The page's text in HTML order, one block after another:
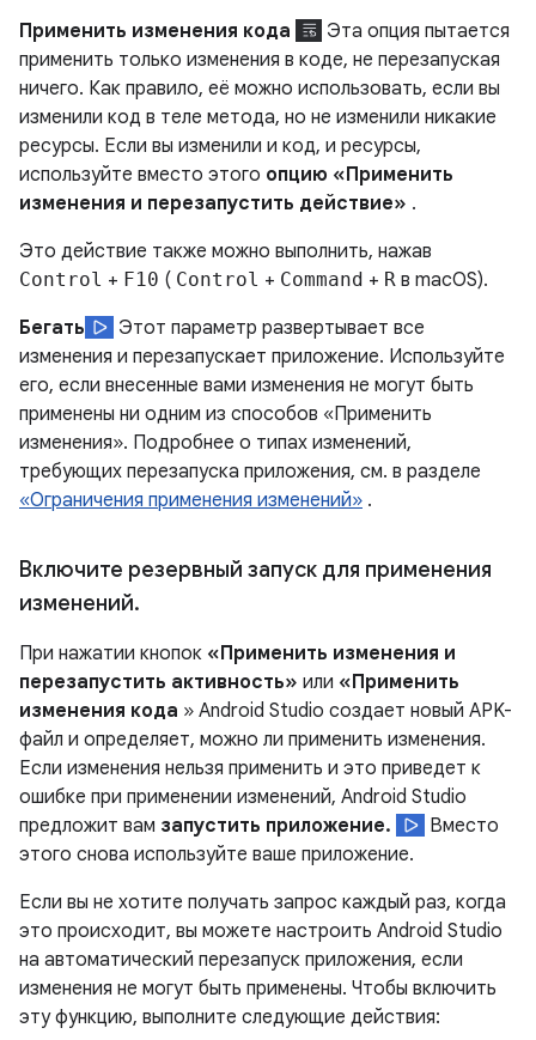
Применить изменения кода
Эта опция пытается
применить только изменения в коде, не перезапуская
ничего. Как правило, её можно использовать, если вы
изменили код в теле метода, но не изменили никакие
ресурсы. Если вы изменили и код, и ресурсы,
используйте вместо этого опцию «Применить
изменения и перезапустить действие» .
Это действие также можно выполнить, нажав
Control + F10 ( Control + Command + R в macOS).
Бегать
Этот параметр развертывает все
изменения и перезапускает приложение. Используйте
его, если внесенные вами изменения не могут быть
применены ни одним из способов «Применить
изменения». Подробнее о типах изменений,
требующих перезапуска приложения, см. в разделе
«Ограничения применения изменений» .
Включите резервный запуск для применения
изменений.
При нажатии кнопок «Применить изменения и
перезапустить активность» или «Применить
изменения кода » Android Studio создает новый APK-
файл и определяет, можно ли применить изменения.
Если изменения нельзя применить и это приведет к
ошибке при применении изменений, Android Studio
предложит вам запустить приложение.
Вместо
этого снова используйте ваше приложение.
Если вы не хотите получать запрос каждый раз, когда
это происходит, вы можете настроить Android Studio
на автоматический перезапуск приложения, если
изменения не могут быть применены. Чтобы включить
эту функцию, выполните следующие действия: